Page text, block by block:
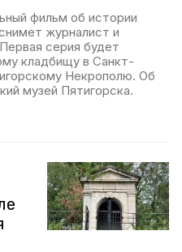
фильм об истории
журналист и
серия будет
кладбищу в Санкт-
Некрополю. Об
музей Пятигорска.